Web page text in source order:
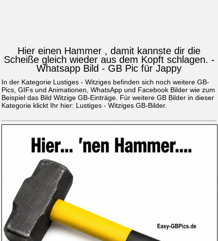
Hier einen Hammer , damit kannste dir die
Scheiße gleich wieder aus dem Kopft schlagen. -
Whatsapp Bild - GB Pic für Jappy
In der Kategorie Lustiges - Witziges befinden sich noch weitere GB-
Pics, GIFs und Animationen, WhatsApp und Facebook Bilder wie zum
Beispiel das Bild Witzige GB-Einträge. Für weitere GB Bilder in dieser
Kategorie klickt Ihr hier: Lustiges - Witziges GB-Bilder.